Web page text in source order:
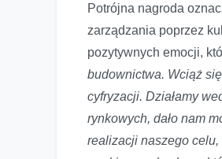
Potrójna nagroda
zarządzania poprzez
pozytywnych emocji,
budownictwa. Wciąż
cyfryzacji. Działamy
rynkowych, dało nam
realizacji naszego